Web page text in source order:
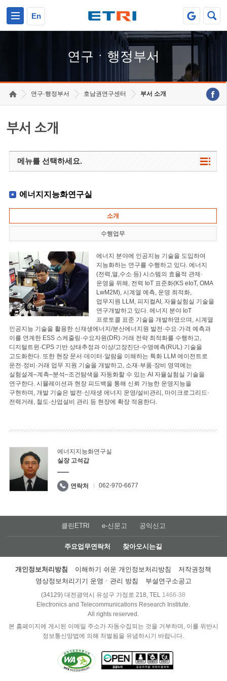
En
연구ㆍ행정부서
연구·행정부서 호남권연구센터 부서 소개
부서 소개
메뉴를 선택하세요.
에너지지능화연구실
소개
수행업무
에너지 분야에 인공지능 기술을 도입하여
지능화하는 연구를 수행하고 있다. 에너지
(전력,열,수소 등) 시스템의 효율적 관제·
운영을 위해, 전력 IoT 표준화(KS eIoT, OMA
LwM2M), 시계열 예측, 운영 최적화,
업무지원 LLM, 피지컬AI, 자율실험실 기술을
연구개발하고 있다. 에너지 분야 IoT
프로토콜 표준 기술을 개발하였으며, 시계열
인공지능 기술을 활용한 신재생에너지/분산에너지원 발전·수요·가격 예측과
이를 연계한 ESS 스케줄링·수요자원(DR)·거래 전략 최적화를 수행하고,
디지털트윈·CPS 기반 상태추정과 이상/고장진단·수명예측(RUL) 기술을
고도화한다. 또한 현장 문서·데이터·알람을 이해하는 특화 LLM 에이전트로
운전·정비·거래 업무 지원 기술을 개발하고, 소재·부품·장비 영역에는
실험설계–계측–분석–조건탐색을 자동화할 수 있는 AI 자율실험실 기술을
연구한다. 시뮬레이션과 현장 피드백을 통해 신뢰 가능한 운영지능을
구현하며, 개발 기술은 발전·신재생 에너지 운영/설비관리, 마이크로그리드·
전력거래, 철도·산업설비 관리 등 현장에 확장 적용한다.
에너지지능화연구실
실장 고석갑
연락처 062-970-6677
클린ETRI e-신문고 공익신고
주요업무연락처 찾아오시는길
개인정보처리방침 이해하기 쉬운 개인정보처리방침
저작권정책
영상정보처리기기 운영ㆍ관리 방침
부설연구소공고
(34129) 대전광역시 유성구 가정로 218, TEL 1466-38
Electronics and Telecommunications Research Institute.
All rights reserved.
본 홈페이지에 게시된 이메일 주소가 자동수집되는 것을 거부하며, 이를 위반시
정보통신망법에 의해 처벌됨을 유념하시기 바랍니다.